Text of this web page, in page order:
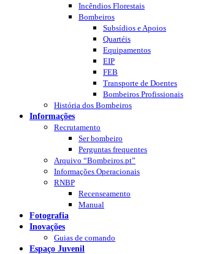
Incêndios Florestais
Bombeiros
Subsídios e Apoios
Quartéis
Equipamentos
EIP
FEB
Transporte de Doentes
Bombeiros Profissionais
História dos Bombeiros
Informações
Recrutamento
Ser bombeiro
Perguntas frequentes
Arquivo “Bombeiros.pt”
Informações Operacionais
RNBP
Recenseamento
Manual
Fotografia
Inovações
Guias de comando
Espaço Juvenil